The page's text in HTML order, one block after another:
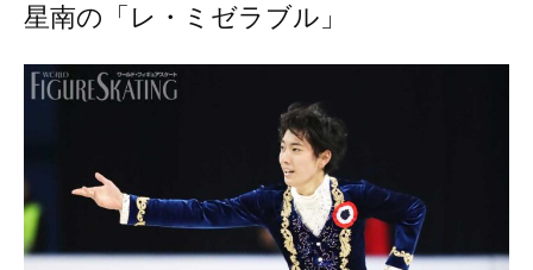
星南の「レ・ミゼラブル」